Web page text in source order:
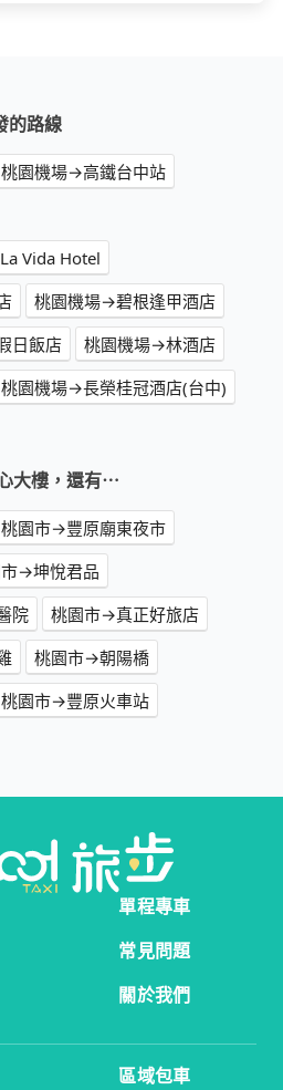
的路線
桃園機場→高鐵台中站
Vida Hotel
桃園機場→碧根逢甲酒店
日飯店
桃園機場→林酒店
桃園機場→長榮桂冠酒店(台中)
大樓，還有⋯
桃園市→豐原廟東夜市
→坤悅君品
院
桃園市→真正好旅店
桃園市→朝陽橋
桃園市→豐原火車站
單程專車
常見問題
關於我們
區域包車